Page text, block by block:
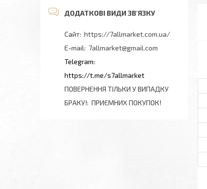
https://7allmarket.com.ua/
7allmarket@gmail.com
https://t.me/s7allmarket
ПОВЕРНЕННЯ ТІЛЬКИ У ВИПАДКУ
БРАКУ! ПРИЄМНИХ ПОКУПОК!